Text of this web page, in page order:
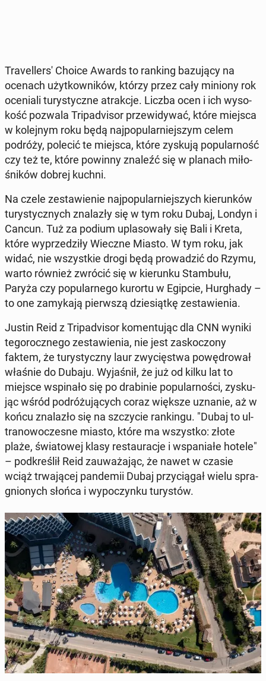
Tra­vel­ler­s' Choice Awards to ranking ba­zu­ją­cy na
ocenach użyt­kow­ni­ków, którzy przez cały miniony rok
oce­nia­li tu­ry­stycz­ne atrak­cje. Liczba ocen i ich wy­so­
kość pozwala Tri­pa­dvi­sor prze­wi­dy­wać, które miejsca
w ko­lej­nym roku będą naj­po­pu­lar­niej­szym celem
podróży, polecić te miejsca, które zyskują po­pu­lar­ność
czy też te, które powinny znaleźć się w planach mi­ło­
śni­ków dobrej kuchni.
Na czele ze­sta­wie­nie naj­po­pu­lar­niej­szych kie­run­ków
tu­ry­stycz­nych zna­la­zły się w tym roku Dubaj, Londyn i
Cancun. Tuż za podium upla­so­wa­ły się Bali i Kreta,
które wy­prze­dzi­ły Wieczne Miasto. W tym roku, jak
widać, nie wszyst­kie drogi będą pro­wa­dzić do Rzymu,
warto również zwrócić się w kie­run­ku Stam­bu­łu,
Paryża czy po­pu­lar­ne­go kurortu w Egipcie, Hur­gha­dy –
to one za­my­ka­ją pierw­szą dzie­siąt­kę ze­sta­wie­nia.
Justin Reid z Tri­pa­dvi­sor ko­men­tu­jąc dla CNN wyniki
te­go­rocz­ne­go ze­sta­wie­nia, nie jest za­sko­czo­ny
faktem, że tu­ry­stycz­ny laur zwy­cię­stwa po­wę­dro­wał
właśnie do Dubaju. Wy­ja­śnił, że już od kilku lat to
miejsce wspi­na­ło się po dra­bi­nie po­pu­lar­no­ści, zy­sku­
jąc wśród po­dró­żu­ją­cych coraz większe uznanie, aż w
końcu zna­la­zło się na szczy­cie ran­kin­gu. "Dubaj to ul­
tra­no­wo­cze­sne miasto, które ma wszyst­ko: złote
plaże, świa­to­wej klasy re­stau­ra­cje i wspa­nia­łe hotele"
– pod­kre­ślił Reid za­uwa­ża­jąc, że nawet w czasie
wciąż trwa­ją­cej pan­de­mii Dubaj przy­cią­gał wielu spra­
gnio­nych słońca i wy­po­czyn­ku tu­ry­stów.